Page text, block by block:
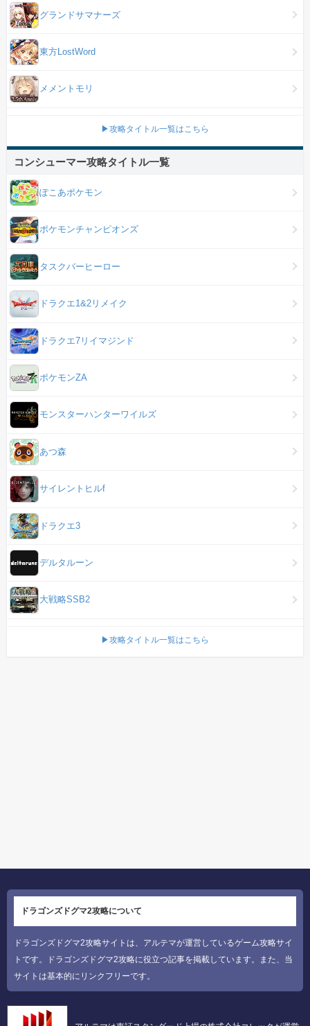
グランドサマナーズ
東方LostWord
メメントモリ
▶攻略タイトル一覧はこちら
コンシューマー攻略タイトル一覧
ぽこあポケモン
ポケモンチャンピオンズ
タスクバーヒーロー
ドラクエ1&2リメイク
ドラクエ7リイマジンド
ポケモンZA
モンスターハンターワイルズ
あつ森
サイレントヒルf
ドラクエ3
デルタルーン
大戦略SSB2
▶攻略タイトル一覧はこちら
ドラゴンズドグマ2攻略について
ドラゴンズドグマ2攻略サイトは、アルテマが運営しているゲーム攻略サイ
トです。ドラゴンズドグマ2攻略に役立つ記事を掲載しています。また、当
サイトは基本的にリンクフリーです。